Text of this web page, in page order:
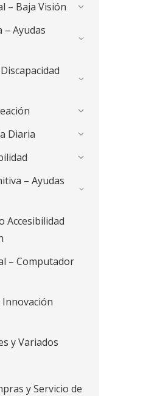
– Baja Visión
– Ayudas
Diaria
– Ayudas
Accesibilidad
– Computador
Innovación
y Variados
y Servicio de